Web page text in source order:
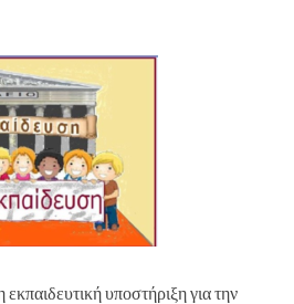
υποστήριξη για την